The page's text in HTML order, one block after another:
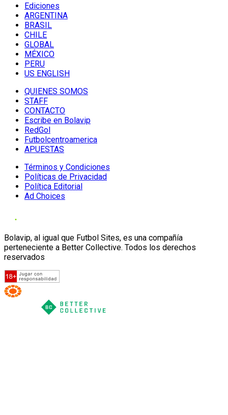
Ediciones
ARGENTINA
BRASIL
CHILE
GLOBAL
MÉXICO
PERU
US ENGLISH
QUIENES SOMOS
STAFF
CONTACTO
Escribe en Bolavip
RedGol
Futbolcentroamerica
APUESTAS
Términos y Condiciones
Políticas de Privacidad
Política Editorial
Ad Choices
Bolavip, al igual que Futbol Sites, es una compañía
perteneciente a Better Collective. Todos los derechos
reservados